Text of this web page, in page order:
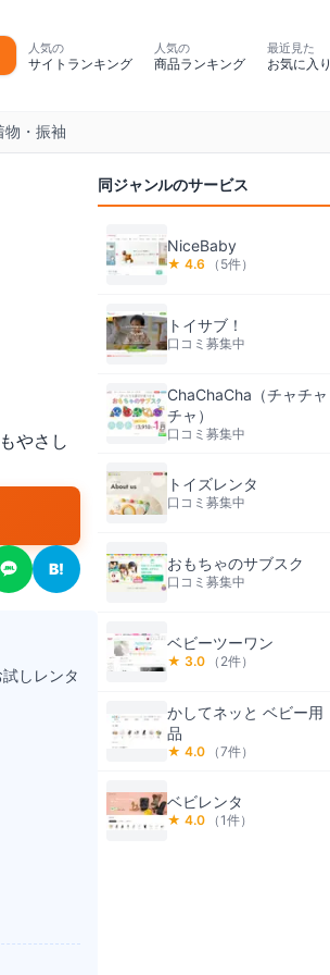
人気の
サイトランキング
人気の
商品ランキング
最近見た
お気に入り
物・振袖
やさし
B!
しレンタ
同ジャンルのサービス
NiceBaby
★ 4.6 （ 5件）
トイサブ！
口コミ募集中
ChaChaCha（チャチャ
チャ）
口コミ募集中
トイズレンタ
口コミ募集中
おもちゃのサブスク
口コミ募集中
ベビーツーワン
★ 3.0 （ 2件）
かしてネッと ベビー用
品
★ 4.0 （7件）
ベビレンタ
★ 4.0 （1件）